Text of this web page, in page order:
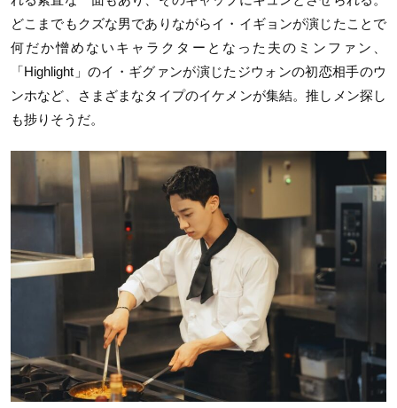
どこまでもクズな男でありながらイ・イギョンが演じたことで
何だか憎めないキャラクターとなった夫のミンファン、
「Highlight」のイ・ギグァンが演じたジウォンの初恋相手のウ
ンホなど、さまざまなタイプのイケメンが集結。推しメン探し
も捗りそうだ。